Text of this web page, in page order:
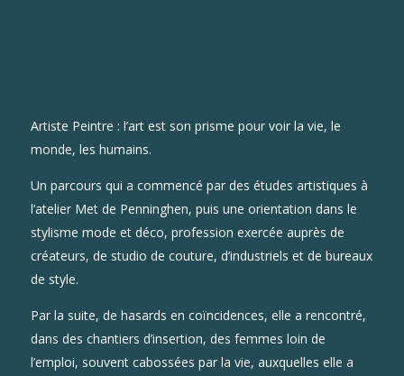
Artiste Peintre : l’art est son prisme pour voir la vie, le
monde, les humains.
Un parcours qui a commencé par des études artistiques à
l’atelier Met de Penninghen, puis une orientation dans le
stylisme mode et déco, profession exercée auprès de
créateurs, de studio de couture, d’industriels et de bureaux
de style.
Par la suite, de hasards en coïncidences, elle a rencontré,
dans des chantiers d’insertion, des femmes loin de
l’emploi, souvent cabossées par la vie, auxquelles elle a